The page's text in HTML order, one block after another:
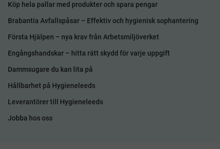
Köp hela pallar med produkter och spara pengar
Brabantia Avfallspåsar – Effektiv och hygienisk sophantering
Första Hjälpen – nya krav från Arbetsmiljöverket
Engångshandskar – hitta rätt skydd för varje uppgift
Dammsugare du kan lita på
Hållbarhet på Hygieneleeds
Leverantörer till Hygieneleeds
Jobba hos oss